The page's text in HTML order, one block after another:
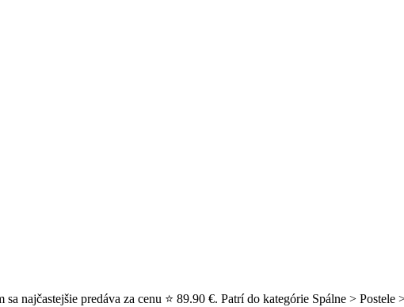
najčastejšie predáva za cenu ⭐ 89.90 €. Patrí do kategórie Spálne > Postele